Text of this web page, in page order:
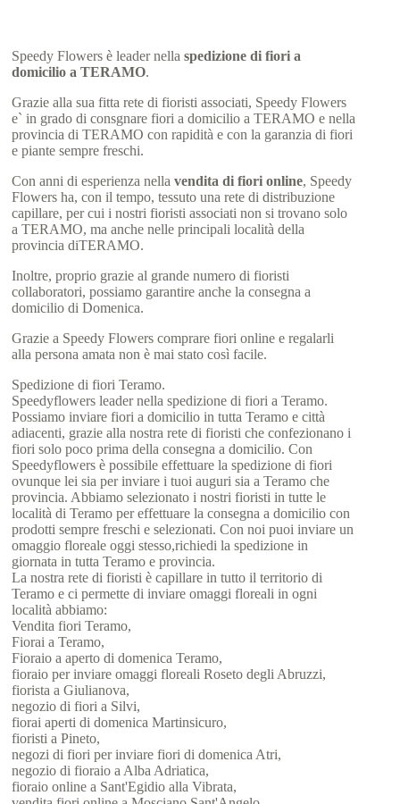
Speedy Flowers è leader nellaspedizione di fiori a
domicilio a TERAMO.
Grazie alla sua fitta rete di fioristi associati, Speedy Flowers
e` in grado di consgnare fiori a domicilio a TERAMO e nella
provincia di TERAMO con rapidità e con la garanzia di fiori
e piante sempre freschi.
Con anni di esperienza nellavendita di fiori online, Speedy
Flowers ha, con il tempo, tessuto una rete di distribuzione
capillare, per cui i nostri fioristi associati non si trovano solo
a TERAMO, ma anche nelle principali località della
provincia diTERAMO.
Inoltre, proprio grazie al grande numero di fioristi
collaboratori, possiamo garantire anche la consegna a
domicilio di Domenica.
Grazie a Speedy Flowers comprare fiori online e regalarli
alla persona amata non è mai stato così facile.
Spedizione di fiori Teramo.
Speedyflowers leader nella spedizione di fiori a Teramo.
Possiamo inviare fiori a domicilio in tutta Teramo e città
adiacenti, grazie alla nostra rete di fioristi che confezionano i
fiori solo poco prima della consegna a domicilio. Con
Speedyflowers è possibile effettuare la spedizione di fiori
ovunque lei sia per inviare i tuoi auguri sia a Teramo che
provincia. Abbiamo selezionato i nostri fioristi in tutte le
località di Teramo per effettuare la consegna a domicilio con
prodotti sempre freschi e selezionati. Con noi puoi inviare un
omaggio floreale oggi stesso,richiedi la spedizione in
giornata in tutta Teramo e provincia.
La nostra rete di fioristi è capillare in tutto il territorio di
Teramo e ci permette di inviare omaggi floreali in ogni
località abbiamo:
Vendita fiori Teramo,
Fiorai a Teramo,
Fioraio a aperto di domenica Teramo,
fioraio per inviare omaggi floreali Roseto degli Abruzzi,
fiorista a Giulianova,
negozio di fiori a Silvi,
fiorai aperti di domenica Martinsicuro,
fioristi a Pineto,
negozi di fiori per inviare fiori di domenica Atri,
negozio di fioraio a Alba Adriatica,
fioraio online a Sant'Egidio alla Vibrata,